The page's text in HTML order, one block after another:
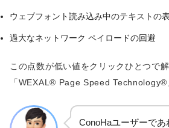
ウェブフォント読み込み中のテキストの
過大なネットワーク ペイロードの回避
この点数が低い値をクリックひとつで
「WEXAL® Page Speed Technology®
ConoHaユーザーで